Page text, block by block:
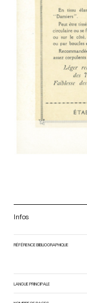
Infos
RÉFÉRENCE BIBLIOGRAPHIQUE
LANGUE PRINCIPALE